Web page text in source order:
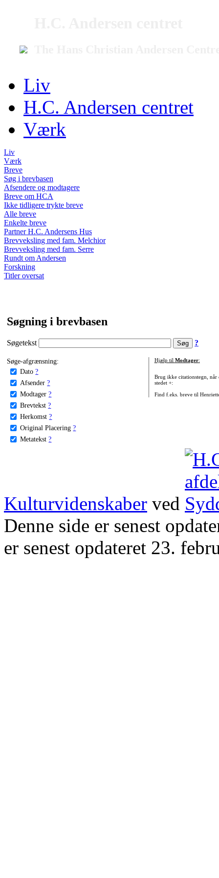
Liv
H.C. Andersen centret
Værk
Liv
Værk
Breve
Søg i brevbasen
Afsendere og modtagere
Breve om HCA
Ikke tidligere trykte breve
Alle breve
Enkelte breve
Partner H.C. Andersens Hus
Brevveksling med fam. Melchior
Brevveksling med fam. Serre
Rundt om Andersen
Forskning
Titler oversat
Søgning i brevbasen
Søgetekst ?
Søge-afgrænsning:
Dato ?
Afsender ?
Modtager ?
Brevtekst ?
Herkomst ?
Original Placering ?
Metatekst ?
Hjælp til Modtager:
Brug ikke citationstegn, når
stedet +:
Find f.eks. breve til
Kulturvidenskaber ved
Denne side er senest
er senest opdateret 23.